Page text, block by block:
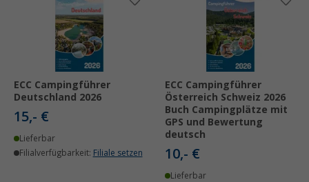
ECC Campingführer
Deutschland 2026
15,- €
Lieferbar
Filialverfügbarkeit: Filiale setzen
ECC Campingführer
Österreich Schweiz 2026
Buch Campingplätze mit
GPS und Bewertung
deutsch
10,- €
Lieferbar